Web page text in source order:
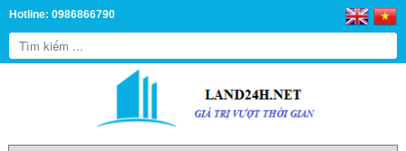
Hotline: 0986866790